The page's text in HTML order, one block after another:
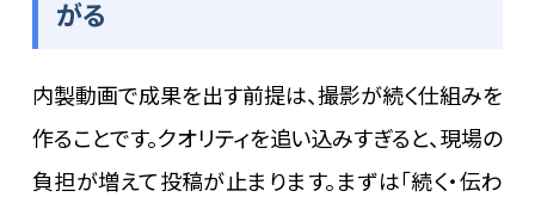
がる
内製動画で成果を出す前提は、撮影が続く仕組みを
作ることです。クオリティを追い込みすぎると、現場の
負担が増えて投稿が止まります。まずは「続く・伝わ